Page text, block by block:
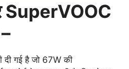
SuperVOOC
गई है जो 67W की